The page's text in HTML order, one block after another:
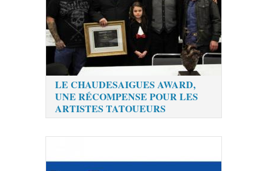
LE CHAUDESAIGUES AWARD,
UNE RÉCOMPENSE POUR LES
ARTISTES TATOUEURS